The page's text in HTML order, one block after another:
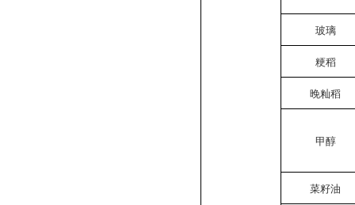
玻璃
粳稻
晚籼稻
甲醇
菜籽油